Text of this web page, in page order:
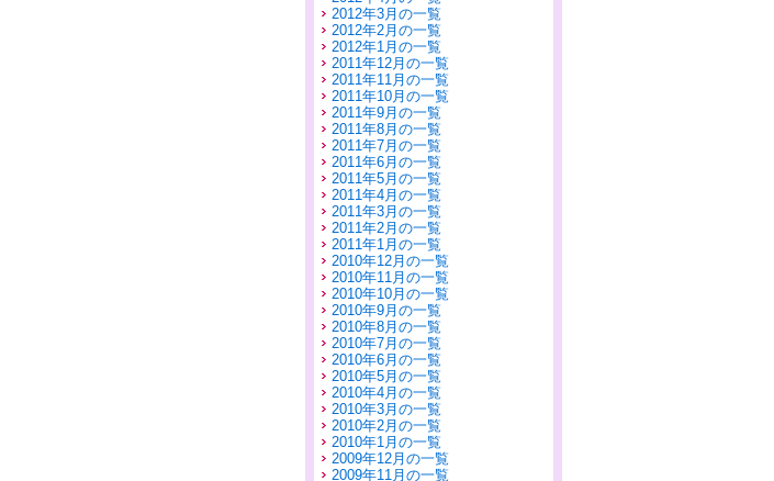
2012年3月の一覧
2012年2月の一覧
2012年1月の一覧
2011年12月の一覧
2011年11月の一覧
2011年10月の一覧
2011年9月の一覧
2011年8月の一覧
2011年7月の一覧
2011年6月の一覧
2011年5月の一覧
2011年4月の一覧
2011年3月の一覧
2011年2月の一覧
2011年1月の一覧
2010年12月の一覧
2010年11月の一覧
2010年10月の一覧
2010年9月の一覧
2010年8月の一覧
2010年7月の一覧
2010年6月の一覧
2010年5月の一覧
2010年4月の一覧
2010年3月の一覧
2010年2月の一覧
2010年1月の一覧
2009年12月の一覧
2009年11月の一覧